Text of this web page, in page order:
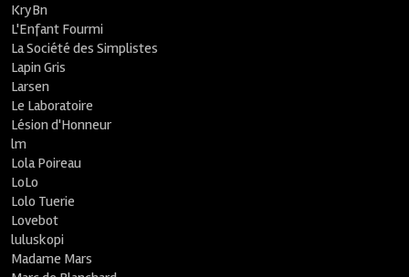
KryBn
L'Enfant Fourmi
La Société des Simplistes
Lapin Gris
Larsen
Le Laboratoire
Lésion d'Honneur
lm
Lola Poireau
LoLo
Lolo Tuerie
Lovebot
luluskopi
Madame Mars